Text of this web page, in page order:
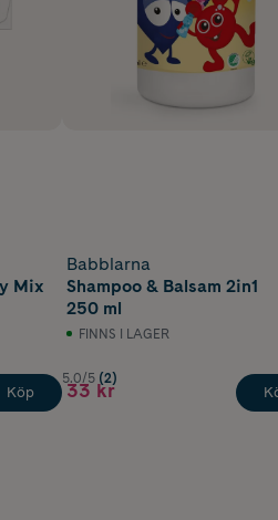
Mix
Köp
Babblarna
Shampoo & Balsam 2in1
250 ml
FINNS I LAGER
5.0/5 (2)
33 kr